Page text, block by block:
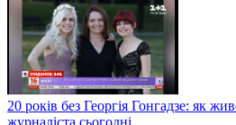
20 років без Георгія Гонгадзе: як
журналіста сьогодні